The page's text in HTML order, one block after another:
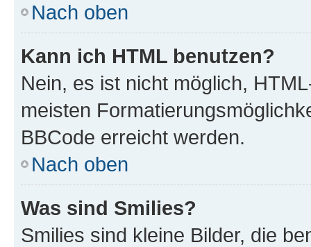
Nach oben
Kann ich HTML benutzen?
Nein, es ist nicht möglich,
meisten
BBCode erreicht werden.
Nach oben
Was sind Smilies?
Smilies sind kleine Bilder, die